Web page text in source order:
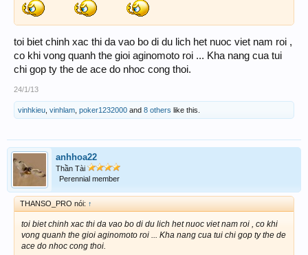
toi biet chinh xac thi da vao bo di du lich het nuoc viet nam roi ,
co khi vong quanh the gioi aginomoto roi ... Kha nang cua tui
chi gop ty the de ace do nhoc cong thoi.
24/1/13
vinhkieu vinhlam poker1232000 and 8 others like this.
anhhoa22
Thần Tài
Perennial member
THANSO_PRO nói: ↑
toi biet chinh xac thi da vao bo di du lich het nuoc viet nam roi , co khi
vong quanh the gioi aginomoto roi ... Kha nang cua tui chi gop ty the de
ace do nhoc cong thoi.